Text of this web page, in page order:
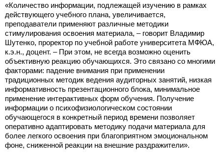
«Количество информации, подлежащей изучению в рамках
действующего учебного плана, увеличивается,
преподаватели применяют различные методики
стимулирования освоения материала, – говорит Владимир
Шутенко, проректор по учебной работе университета МФЮА,
к.э.н., доцент. – При этом, не всегда возможно оценить
объективную реакцию обучающихся. Это связано со многими
факторами: падение внимания при применении
традиционных методик ведения аудиторных занятий, низкая
информативность презентационного блока, минимальное
применение интерактивных форм обучения. Получение
информации о психофизиологическом состоянии
обучающегося в конкретный период времени позволяет
оперативно адаптировать методику подачи материала для
более легкого освоения при благоприятном эмоциональном
фоне, сниженной реакции на внешние раздражители».